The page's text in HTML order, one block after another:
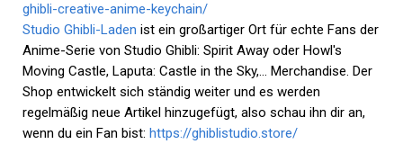
ghibli-creative-anime-keychain/
Studio Ghibli-Laden ist ein großartiger Ort für echte Fans der
Anime-Serie von Studio Ghibli: Spirit Away oder Howl's
Moving Castle, Laputa: Castle in the Sky,… Merchandise. Der
Shop entwickelt sich ständig weiter und es werden
regelmäßig neue Artikel hinzugefügt, also schau ihn dir an,
wenn du ein Fan bist: https://ghiblistudio.store/